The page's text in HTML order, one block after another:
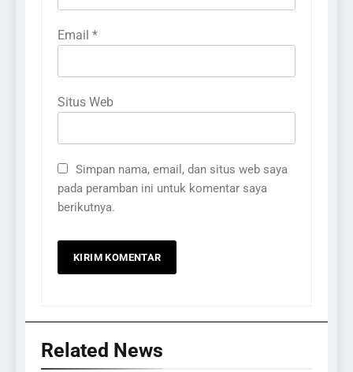
Email *
Situs Web
Simpan nama, email, dan situs web saya
pada peramban ini untuk komentar saya
berikutnya.
Related News